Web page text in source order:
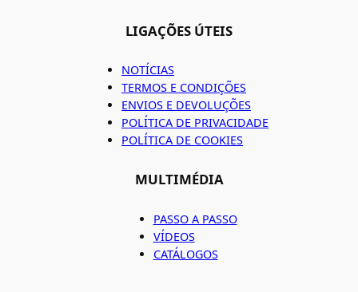
LIGAÇÕES ÚTEIS
NOTÍCIAS
TERMOS E CONDIÇÕES
ENVIOS E DEVOLUÇÕES
POLÍTICA DE PRIVACIDADE
POLÍTICA DE COOKIES
MULTIMÉDIA
PASSO A PASSO
VÍDEOS
CATÁLOGOS